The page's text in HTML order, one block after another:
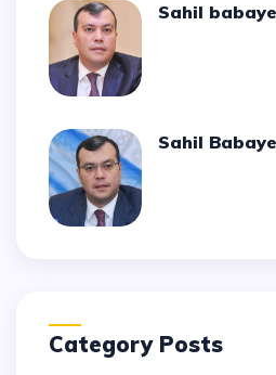
Sahil
Sahil
Category Posts